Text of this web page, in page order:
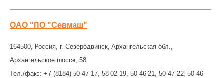
ОАО "ПО "Севмаш"
164500, Россия, г. Северодвинск, Архангельская обл.,
Архангельское шоссе, 58
Тел./факс: +7 (8184) 50-47-17, 58-02-19, 50-46-21, 50-47-22, 50-46-